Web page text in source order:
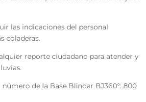
las indicaciones del personal
coladeras.
reporte ciudadano para atender y
de la Base Blindar BJ360°: 800